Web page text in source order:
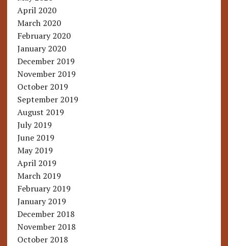
April 2020
March 2020
February 2020
January 2020
December 2019
November 2019
October 2019
September 2019
August 2019
July 2019
June 2019
May 2019
April 2019
March 2019
February 2019
January 2019
December 2018
November 2018
October 2018